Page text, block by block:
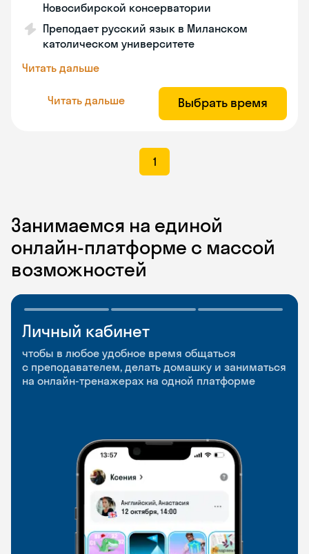
Новосибирской консерватории
Преподает русский язык в Миланском
католическом университете
Читать дальше
Читать дальше Выбрать время
1
Занимаемся на единой
онлайн-платформе с массой
возможностей
Личный кабинет
чтобы в любое удобное время общаться
с преподавателем, делать домашку и заниматься
на онлайн-тренажерах на одной платформе
Мобильное
приложение
чтобы заниматься и изучать новые слова где
и когда удобно
Разговорные клубы
и Talks
Групповые занятия для разговорной практики
и индивидуальные встречи с преподавателями